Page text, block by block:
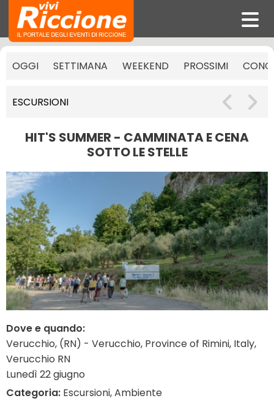
OGGI SETTIMANA WEEKEND PROSSIMI
ESCURSIONI
HIT'S SUMMER - CAMMINATA E CENA
SOTTO LE STELLE
Dove e quando:
Verucchio, (RN) - Verucchio, Province of Rimini, Italy,
Verucchio RN
Lunedì 22 giugno
Categoria: Escursioni, Ambiente